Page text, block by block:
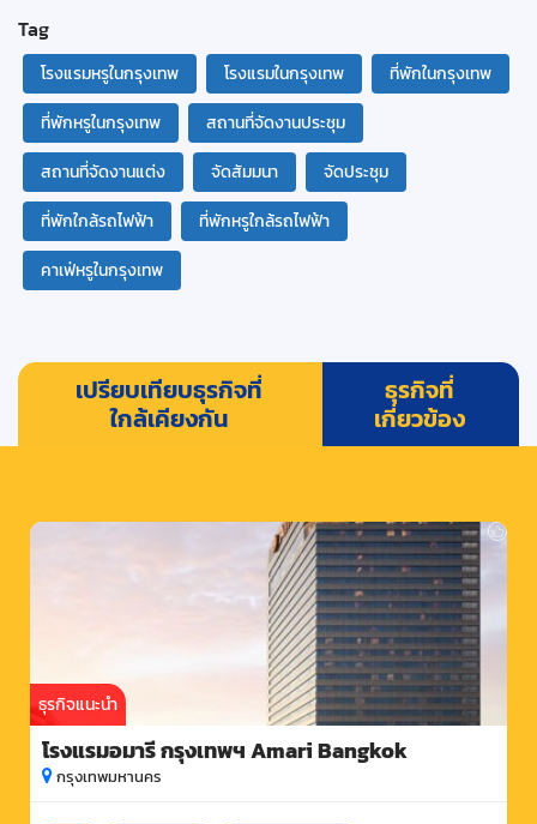
Tag
โรงแรมหรูในกรุงเทพ โรงแรมในกรุงเทพ
ที่พักในกรุงเทพ
ที่พักหรูในกรุงเทพ
สถานที่จัดงานประชุม
สถานที่จัดงานแต่ง
จัดสัมมนา
จัดประชุม
ที่พักใกล้รถไฟฟ้า
ที่พักหรูใกล้รถไฟฟ้า
คาเฟ่หรูในกรุงเทพ
เปรียบเทียบธุรกิจที่
ใกล้เคียงกัน
ธุรกิจที่
เกี่ยวข้อง
ธุรกิจแนะนำ
โรงแรมอมารี กรุงเทพฯ Amari Bangkok
กรุงเทพมหานคร